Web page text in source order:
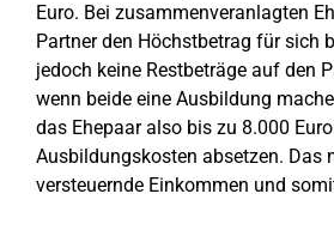
Euro. Bei zusammenveranlagten
Partner den Höchstbetrag für sich
jedoch keine Restbeträge auf den
wenn beide eine Ausbildung
das Ehepaar also bis zu 8.000
Ausbildungskosten absetzen. Das
versteuernde Einkommen und